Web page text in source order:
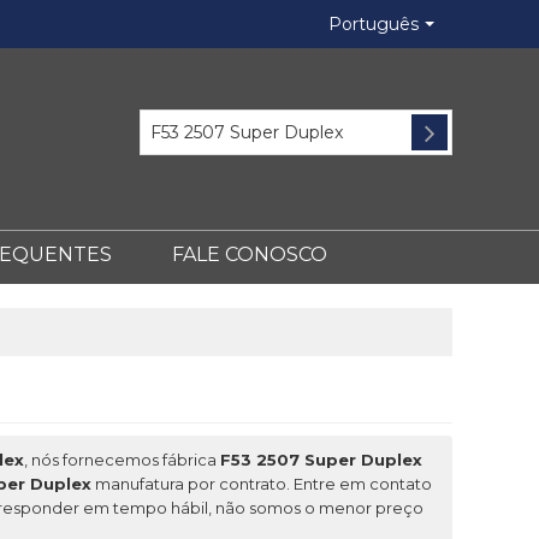
Português
FALE CONOSCO
, nós fornecemos fábrica F53 2507 Super Duplex
Duplex manufatura por contrato. Entre em contato
em tempo hábil, não somos o menor preço